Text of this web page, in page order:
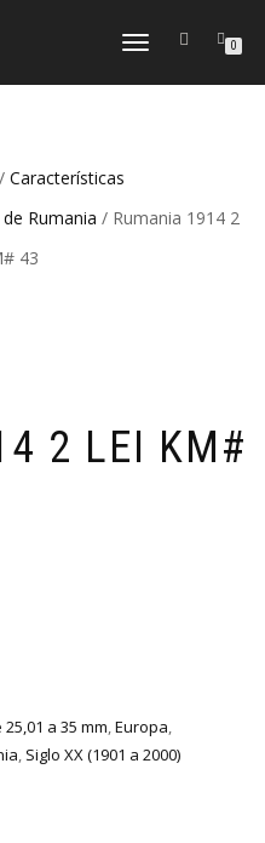
CAMBIAR
0
/ Características
Rumania / Rumania 1914 2
43
2 LEI KM#
25,01 a 35 mm,Europa,
, Siglo XX (1901 a 2000)